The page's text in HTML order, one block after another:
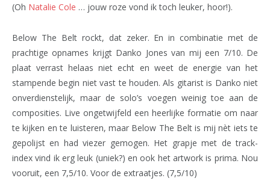
(Oh Natalie Cole … jouw roze vond ik toch leuker, hoor!).
Below The Belt rockt, dat zeker. En in combinatie met de
prachtige opnames krijgt Danko Jones van mij een 7/10. De
plaat verrast helaas niet echt en weet de energie van het
stampende begin niet vast te houden. Als gitarist is Danko niet
onverdienstelijk, maar de solo’s voegen weinig toe aan de
composities. Live ongetwijfeld een heerlijke formatie om naar
te kijken en te luisteren, maar Below The Belt is mij nèt iets te
gepolijst en had viezer gemogen. Het grapje met de track-
index vind ik erg leuk (uniek?) en ook het artwork is prima. Nou
vooruit, een 7,5/10. Voor de extraatjes. (7,5/10)